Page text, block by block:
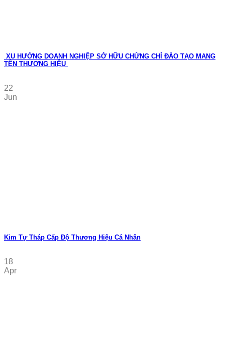
XU HƯỚNG DOANH NGHIỆP SỞ HỮU CHỨNG CHỈ ĐÀO TẠO MANG
TÊN THƯƠNG HIỆU
22
Jun
Kim Tự Tháp Cấp Độ Thương Hiệu Cá Nhân
18
Apr